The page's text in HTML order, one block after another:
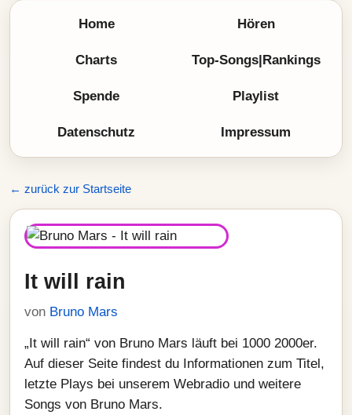
Home Hören
Charts Top-Songs|Rankings
Spende Playlist
Datenschutz Impressum
← zurück zur Startseite
It will rain
von Bruno Mars
„It will rain“ von Bruno Mars läuft bei 1000 2000er.
Auf dieser Seite findest du Informationen zum Titel,
letzte Plays bei unserem Webradio und weitere
Songs von Bruno Mars.